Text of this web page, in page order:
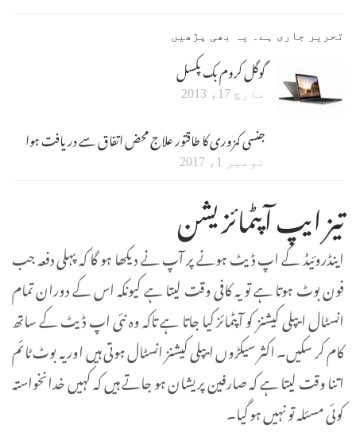
تحریر جاری ہے۔ یہ بھی پڑھیں
گوگل کروم بک پکسل
مارچ 17، 2013
جنسی کمزوری کا طاقتور علاج محض اتفاق سے دریافت ہوا
نومبر 1، 2017
تیز ایپ آپٹمائزیشن
اینڈروئیڈ کے اپ ڈیٹ ہونے پر آپ نے دیکھا ہو گا کہ پہلی دفعہ جب
فون بوٹ ہوتا ہے تو یہ کافی وقت لیتا ہے کیونکہ اس کے دوران تمام
انسٹال ایپلی کیشنز کو آپٹمائز کیا جاتا ہے تاکہ وہ نئی اپ ڈیٹ کے ساتھ
کام کر سکیں۔ اکثر سیکڑوں ایپلی کیشنز انسٹال ہوتی ہیں اور یہ بوٹ ٹائم
اتنا وقت لیتا ہے کہ صارفین پریشان ہو جاتے ہیں کہ کہیں خدانخواستہ
کوئی مسئلہ تو نہیں ہو گیا۔